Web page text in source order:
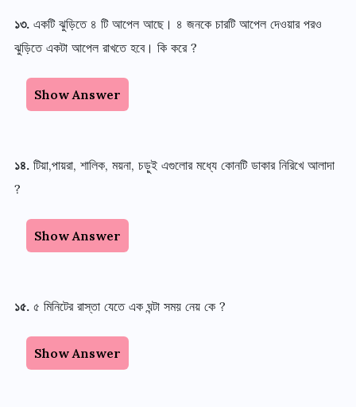
১৩. একটি ঝুড়িতে ৪ টি আপেল আছে। ৪ জনকে চারটি আপেল দেওয়ার পরও
ঝুড়িতে একটা আপেল রাখতে হবে। কি করে ?
Show Answer
১৪. টিয়া,পায়রা, শালিক, ময়না, চড়ুই এগুলোর মধ্যে কোনটি ডাকার নিরিখে আলাদা
?
Show Answer
১৫. ৫ মিনিটের রাস্তা যেতে এক ঘন্টা সময় নেয় কে ?
Show Answer